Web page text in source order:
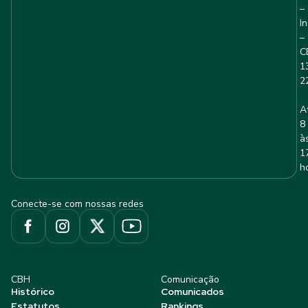
–
–
8
Conecte-se com nossas redes
CBH
Histórico
Comunicação
Comunicados